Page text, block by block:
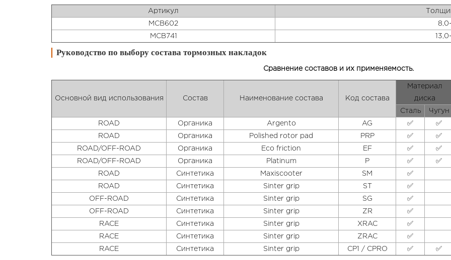
Артикул
MCВ602
MCВ741
Руководство по выбору состава тормозных накладок
Сравнение составов и их применяемость.
Основной вид использования Состав Наименование состава Код состава
Материал
диска
Сталь Чугун
ROAD Органика Argento AG ✅ ✅
ROAD Органика Polished rotor pad PRP ✅ ✅
ROAD/OFF-ROAD Органика Eco friction EF ✅ ✅
ROAD/OFF-ROAD Органика Platinum P ✅ ✅
ROAD Синтетика Maxiscooter SM ✅
ROAD Синтетика Sinter grip ST ✅
OFF-ROAD Синтетика Sinter grip SG ✅
OFF-ROAD Синтетика Sinter grip ZR ✅
RACE Синтетика Sinter grip XRAC ✅
RACE Синтетика Sinter grip ZRAC ✅
RACE Синтетика Sinter grip CP1 / CPRO ✅ ✅